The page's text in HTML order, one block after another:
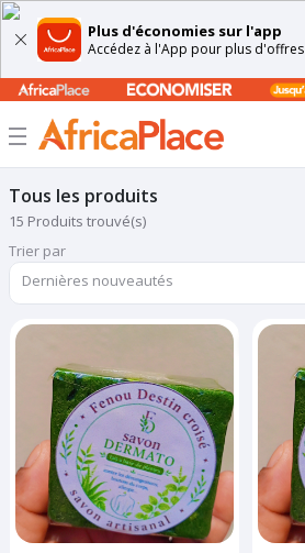
Plus d'économies sur l'app
Accédez à l'App pour plus d'offres
Tous les produits
15 Produits trouvé(s)
Trier par
Dernières nouveautés